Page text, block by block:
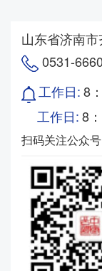
山东省济南
0531-
工作日:8
工作日:8
扫码关注公众号